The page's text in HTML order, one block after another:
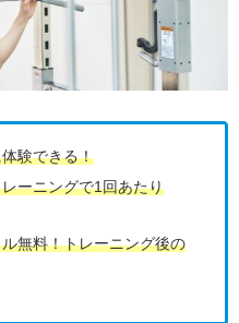
験できる！
ーニングで1回あたり
無料！トレーニング後の